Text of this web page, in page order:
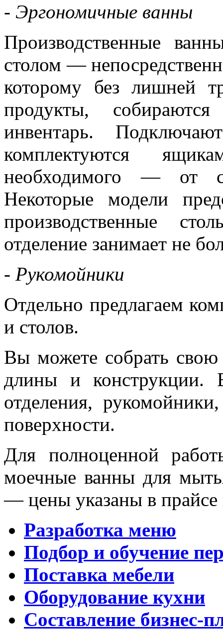
- Эргономичные ванны
Производственные
столом —
которому без лишней
продукты,
инвентарь.
комплектуются
необходимого — от
Некоторые модели
производственные
отделение занимает не
- Рукомойники
Отдельно предлагаем
и столов.
Вы можете собрать
длины и конструкции.
отделения,
поверхности.
Для полноценной
моечные ванны для
— цены указаны в прайсе
Разработка меню
Подбор и обучение
Поставка мебели
Оборудование кухни
Составление бизнес-